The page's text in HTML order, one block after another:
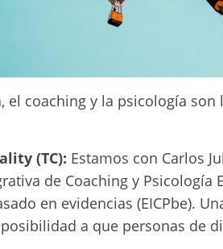
el coaching y la psicología
(TC): Estamos con Carlos
de Coaching y Psicología
en evidencias (EICPbe).
a que personas de